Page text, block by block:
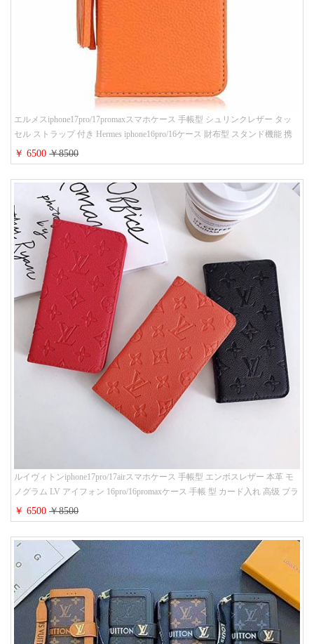
エルメスiphone17pro/17promaxスマホケース 手帳型 シュリンクレザー タッ
セル ストラップ 付き Hermes iphone16pro/16ケース 財布型 スタンド機能 携
帯カバー ハイ ブランド アイフォーン15/14/13ケース 手帳 レディース 人気
￥ 6500￥8500
ルイヴィトンiphone17pro/17airスマホケース 手帳型 エンボスレザー 本革 モ
ノグラム LV アイフォン 16pro/16promaxケース 手帳 型 カード入れ 高级 ブラ
ンド iPhone 15/14/13 proケース 手帳型 男女通用 大人かわいい
￥ 6500￥8500